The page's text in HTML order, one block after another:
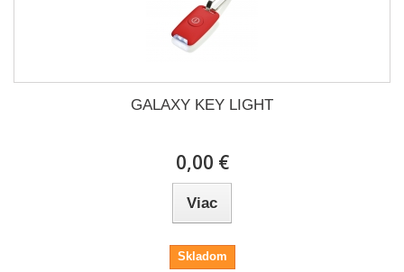
GALAXY KEY LIGHT
0,00 €
Viac
Skladom